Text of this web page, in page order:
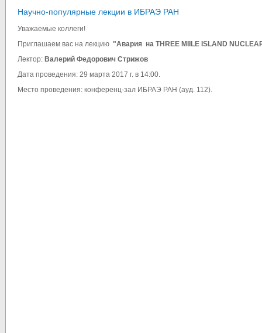
Научно-популярные лекции в ИБРАЭ РАН
Уважаемые коллеги!
Приглашаем вас на лекцию "Авария на THREE MIILE ISLAND
Лектор: Валерий Федорович Стрижов
Дата проведения: 29 марта 2017 г. в 14:00.
Место проведения: конференц-зал ИБРАЭ РАН (ауд. 112).